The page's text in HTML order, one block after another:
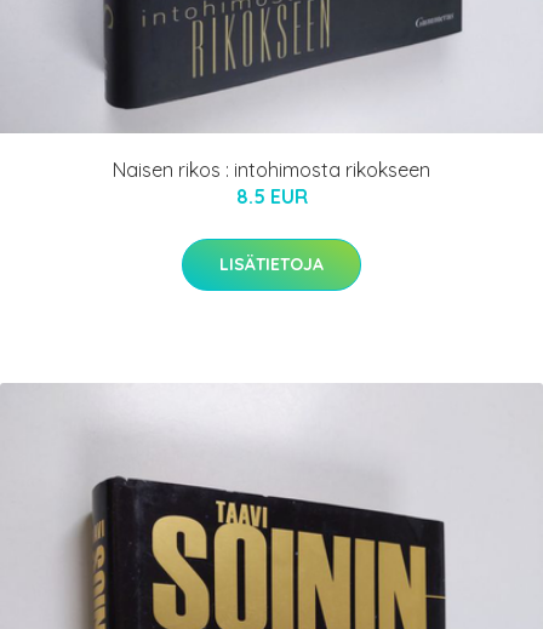
Naisen rikos : intohimosta rikokseen
8.5 EUR
LISÄTIETOJA